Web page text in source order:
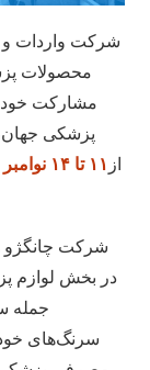
شرکت واردات و
محصولات
پزشکی
از ۱۱ تا ۱۴ نوامبر ۲۰۲۴
شرکت چانگژو
در بخش لوازم
جمله
سرنگ‌های